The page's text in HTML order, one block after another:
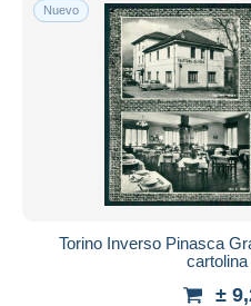
Nuevo
Torino Inverso Pinasca
±